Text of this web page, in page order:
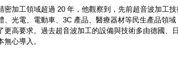
密加工領域超過 20 年，他觀察到，先前超音波加工
、光電、電動車、3C 產品、醫療器材等民生產品領
更高要求。過去超音波加工的設備與技術多由德國
心導入。